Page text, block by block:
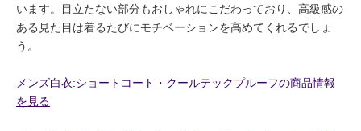
います。目立たない部分もおしゃれにこだわっており、高級感の
ある見た目は着るたびにモチベーションを高めてくれるでしょ
う。
メンズ白衣:ショートコート・クールテックプルーフの商品情報
を見る